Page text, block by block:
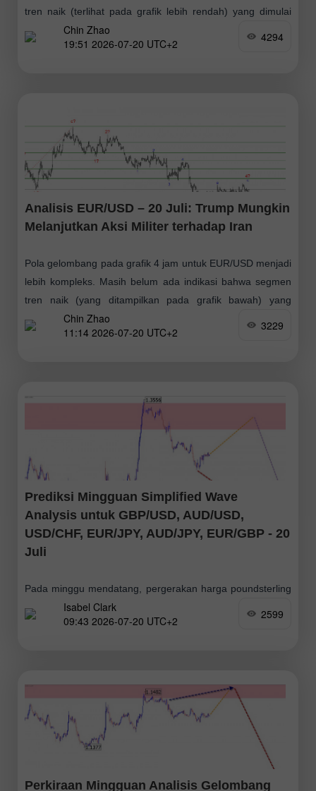
tren naik (terlihat pada grafik lebih rendah) yang dimulai
pada Januari tahun lalu sudah
Chin Zhao
19:51 2026-07-20 UTC+2
4294
Analisis EUR/USD – 20 Juli: Trump Mungkin
Melanjutkan Aksi Militer terhadap Iran
Pola gelombang pada grafik 4 jam untuk EUR/USD menjadi
lebih kompleks. Masih belum ada indikasi bahwa segmen
tren naik (yang ditampilkan pada grafik bawah) yang
dimulai pada Januari tahun lalu
Chin Zhao
11:14 2026-07-20 UTC+2
3229
Prediksi Mingguan Simplified Wave
Analysis untuk GBP/USD, AUD/USD,
USD/CHF, EUR/JPY, AUD/JPY, EUR/GBP - 20
Juli
Pada minggu mendatang, pergerakan harga poundsterling
Inggris diperkirakan cenderung datar secara keseluruhan,
bergerak dalam kisaran di antara zona-zona berlawanan
Isabel Clark
09:43 2026-07-20 UTC+2
2599
Perkiraan Mingguan Analisis Gelombang